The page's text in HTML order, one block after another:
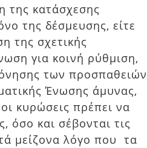
της κατάσχεσης
της δέσμευσης, είτε
της σχετικής
για κοινή ρύθμιση,
των προσπαθειών
Ένωσης άμυνας,
κυρώσεις πρέπει να
όσο και σέβονται τις
μείζονα λόγο που τα